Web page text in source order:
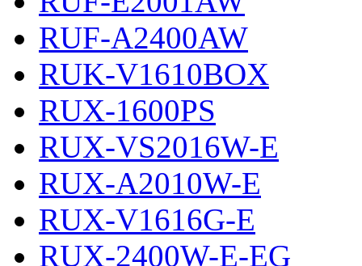
RUF-A2400AW
RUK-V1610BOX
RUX-1600PS
RUX-VS2016W-E
RUX-A2010W-E
RUX-V1616G-E
RUX-2400W-E-EG